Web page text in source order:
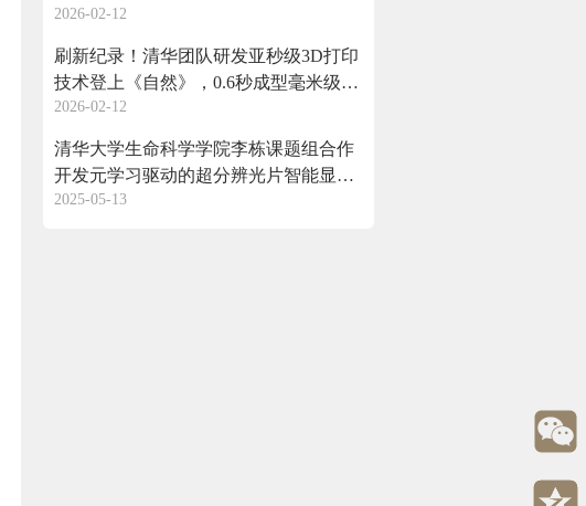
2026-02-12
刷新纪录！清华团队研发亚秒级3D打印
技术登上《自然》，0.6秒成型毫米级复
杂结构
2026-02-12
清华大学生命科学学院李栋课题组合作
开发元学习驱动的超分辨光片智能显微
成像技术
2025-05-13